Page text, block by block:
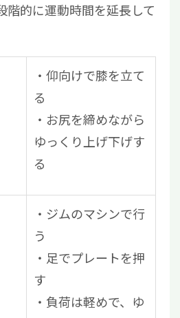
階的に運動時間を延長して
仰向けで膝を立て
る
お尻を締めながら
ゆっくり上げ下げす
る
ジムのマシンで行
う
足でプレートを押
す
負荷は軽めで、ゆ